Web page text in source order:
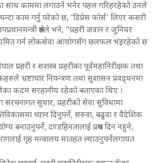
साथ काममा लगाउने भनेर पहल गरिहरहेको उनले
काम गर्नु परेको छ, ‘डिप्रेस फोर्स’ लिएर कसरी
श्रेष्ठले भने, “प्रहरी जवान र जुनियर
गर्न लोकसेवा आयोगसँग छलफल भइरहेको छ
प्रहरी र सशस्त्र प्रहरीका पूर्वमहानिरीक्षक तथा
भ्रष्टाचार नियन्त्रण तथा सुशासन प्रवद्र्धनमा
कदम सरहानीय रहेको बताएका थिए ।
सुधार, प्रहरीको सेवा सुविधामा
ध्यान दिनुपर्ने, सरुवा, बढुवा र वैदेशिक
बनाउनुपर्ने, दण्डहिनतालाई प्रश्रय दिन नहुने,
गृह मन्त्रालय मातहत ल्याउनुपर्नेलगायत